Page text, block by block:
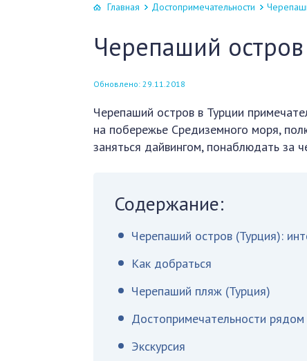
Главная Достопримечательности
Черепаший
Обновлено: 29.11.2018
Черепаший остров в Турции
на побережье Средиземного моря,
заняться дайвингом, понаблюдать за
Содержание:
Черепаший остров (Турция):
Как добраться
Черепаший пляж (Турция)
Достопримечательности рядом
Экскурсия